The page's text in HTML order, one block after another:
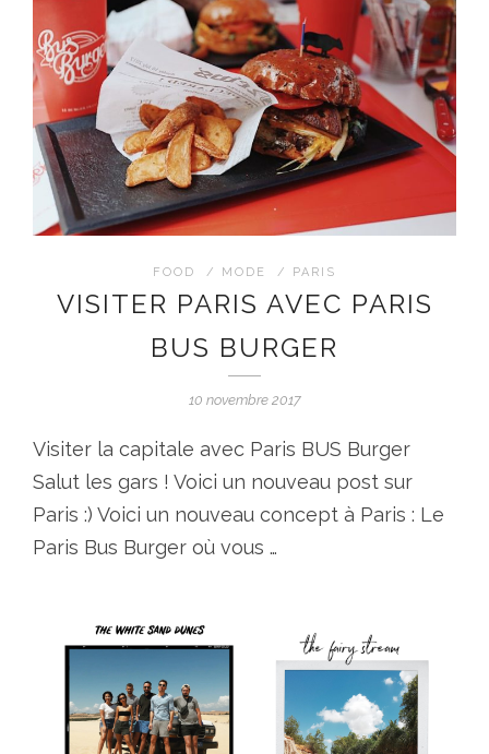
FOOD / MODE / PARIS
VISITER PARIS AVEC PARIS
BUS BURGER
10 novembre 2017
Visiter la capitale avec Paris BUS Burger
Salut les gars ! Voici un nouveau post sur
Paris :) Voici un nouveau concept à Paris : Le
Paris Bus Burger où vous …